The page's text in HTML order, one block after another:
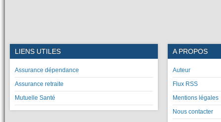
LIENS UTILES
Assurance dépendance
Assurance retraite
Mutuelle Santé
A PROPOS
Auteur
Flux RSS
Mentions légales
Nous contacter